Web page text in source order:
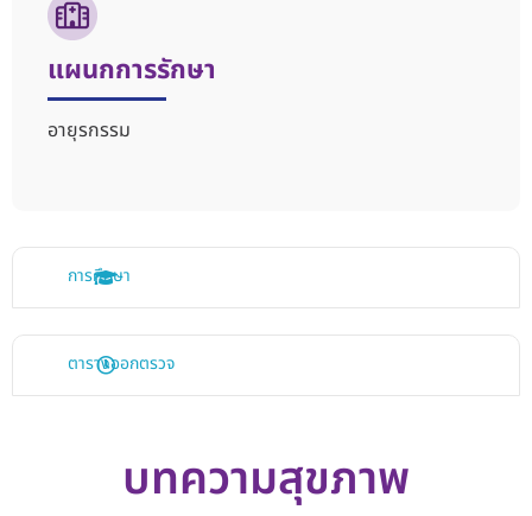
แผนกการรักษา
อายุรกรรม
การศึกษา
ตารางออกตรวจ
บทความสุขภาพ